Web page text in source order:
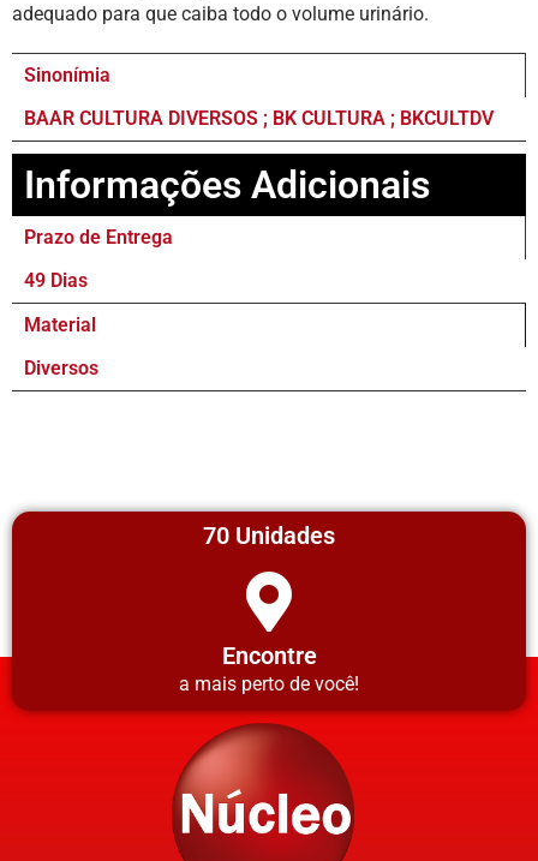
adequado para que caiba todo o volume urinário.
Sinonímia
BAAR CULTURA DIVERSOS ; BK CULTURA ; BKCULTDV
Informações Adicionais
Prazo de Entrega
49 Dias
Material
Diversos
70 Unidades
Encontre
a mais perto de você!